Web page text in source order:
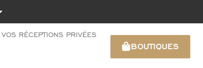
VOS RÉCEPTIONS PRIVÉES
BOUTIQUES